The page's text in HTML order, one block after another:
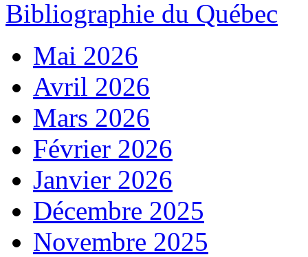
Bibliographie du Québec
Mai 2026
Avril 2026
Mars 2026
Février 2026
Janvier 2026
Décembre 2025
Novembre 2025